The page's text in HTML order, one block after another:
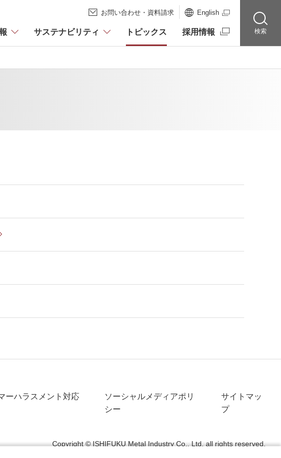
お問い合わせ・資料請求 English
サステナビリティ トピックス 採用情報 検索
ーハラスメント対応
ソーシャルメディアポリ
シー
サイトマッ
プ
Copyright © ISHIFUKU Metal Industry Co., Ltd. all rights reserved.